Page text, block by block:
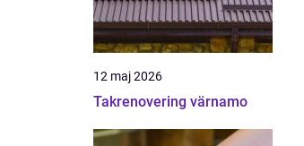
12 maj 2026
Takrenovering värnamo